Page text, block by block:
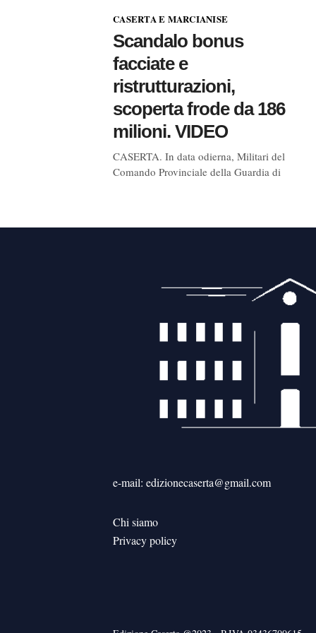
CASERTA E MARCIANISE
Scandalo bonus
facciate e
ristrutturazioni,
scoperta frode da 186
milioni. VIDEO
CASERTA. In data odierna, Militari del
Comando Provinciale della Guardia di
e-mail: edizionecaserta@gmail.com
Chi siamo
Privacy policy